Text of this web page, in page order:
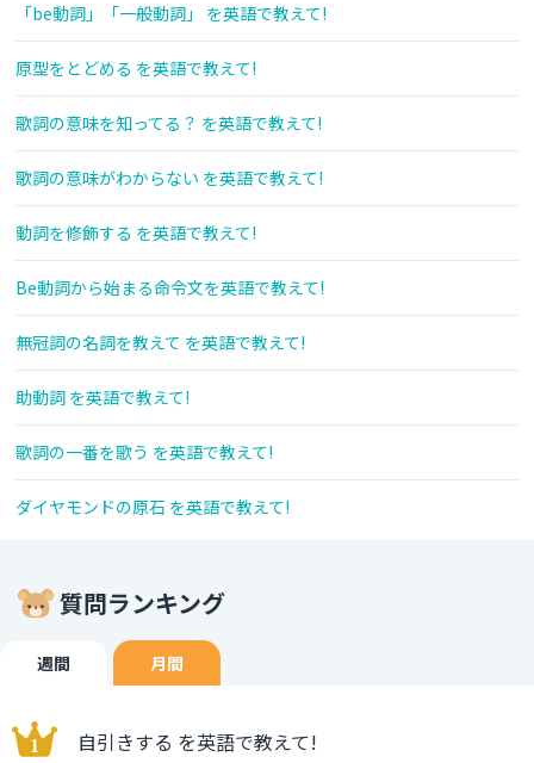
「be動詞」「一般動詞」 を英語で教えて!
原型をとどめる を英語で教えて!
歌詞の意味を知ってる？ を英語で教えて!
歌詞の意味がわからない を英語で教えて!
動詞を修飾する を英語で教えて!
Be動詞から始まる命令文を英語で教えて!
無冠詞の名詞を教えて を英語で教えて!
助動詞 を英語で教えて!
歌詞の一番を歌う を英語で教えて!
ダイヤモンドの原石 を英語で教えて!
質問ランキング
週間 月間
自引きする を英語で教えて!